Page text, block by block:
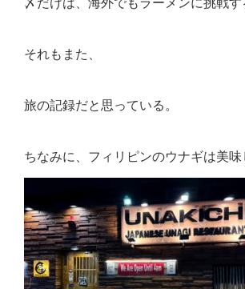
〆だけは、海外でもラーメンに挑戦す
それもまた、
旅の記録だと思っている。
ちなみに、フィリピンのウナギは美味